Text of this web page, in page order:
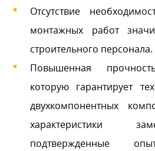
Отсутствие
монтажных работ
строительного персонала.
Повышенная
которую гарантирует
двухкомпонентных
характеристики
подтвержденные